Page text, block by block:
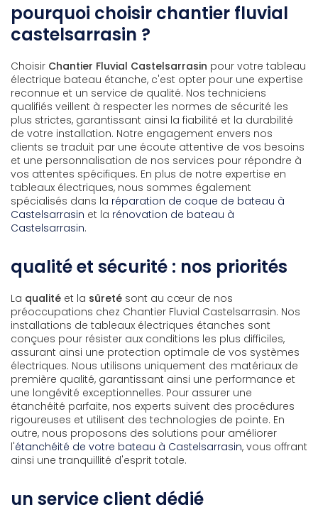
pourquoi choisir chantier fluvial
castelsarrasin ?
Choisir Chantier Fluvial Castelsarrasin pour votre tableau
électrique bateau étanche, c'est opter pour une expertise
reconnue et un service de qualité. Nos techniciens
qualifiés veillent à respecter les normes de sécurité les
plus strictes, garantissant ainsi la fiabilité et la durabilité
de votre installation. Notre engagement envers nos
clients se traduit par une écoute attentive de vos besoins
et une personnalisation de nos services pour répondre à
vos attentes spécifiques. En plus de notre expertise en
tableaux électriques, nous sommes également
spécialisés dans la réparation de coque de bateau à
Castelsarrasin et la rénovation de bateau à
Castelsarrasin.
qualité et sécurité : nos priorités
La qualité et la sûreté sont au cœur de nos
préoccupations chez Chantier Fluvial Castelsarrasin. Nos
installations de tableaux électriques étanches sont
conçues pour résister aux conditions les plus difficiles,
assurant ainsi une protection optimale de vos systèmes
électriques. Nous utilisons uniquement des matériaux de
première qualité, garantissant ainsi une performance et
une longévité exceptionnelles. Pour assurer une
étanchéité parfaite, nos experts suivent des procédures
rigoureuses et utilisent des technologies de pointe. En
outre, nous proposons des solutions pour améliorer
l'étanchéité de votre bateau à Castelsarrasin, vous offrant
ainsi une tranquillité d'esprit totale.
un service client dédié